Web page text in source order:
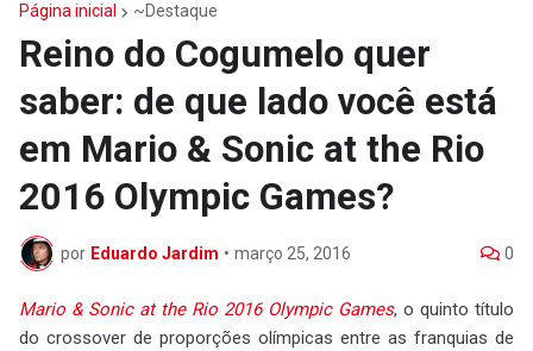
Página inicial ~Destaque
Reino do Cogumelo quer
saber: de que lado você está
em Mario & Sonic at the Rio
2016 Olympic Games?
por Eduardo Jardim • março 25, 2016 0
Mario & Sonic at the Rio 2016 Olympic Games, o quinto título
do crossover de proporções olímpicas entre as franquias de